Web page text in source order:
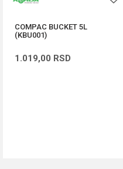
COMPAC BUCKET 5L
(KBU001)
1.019,00 RSD